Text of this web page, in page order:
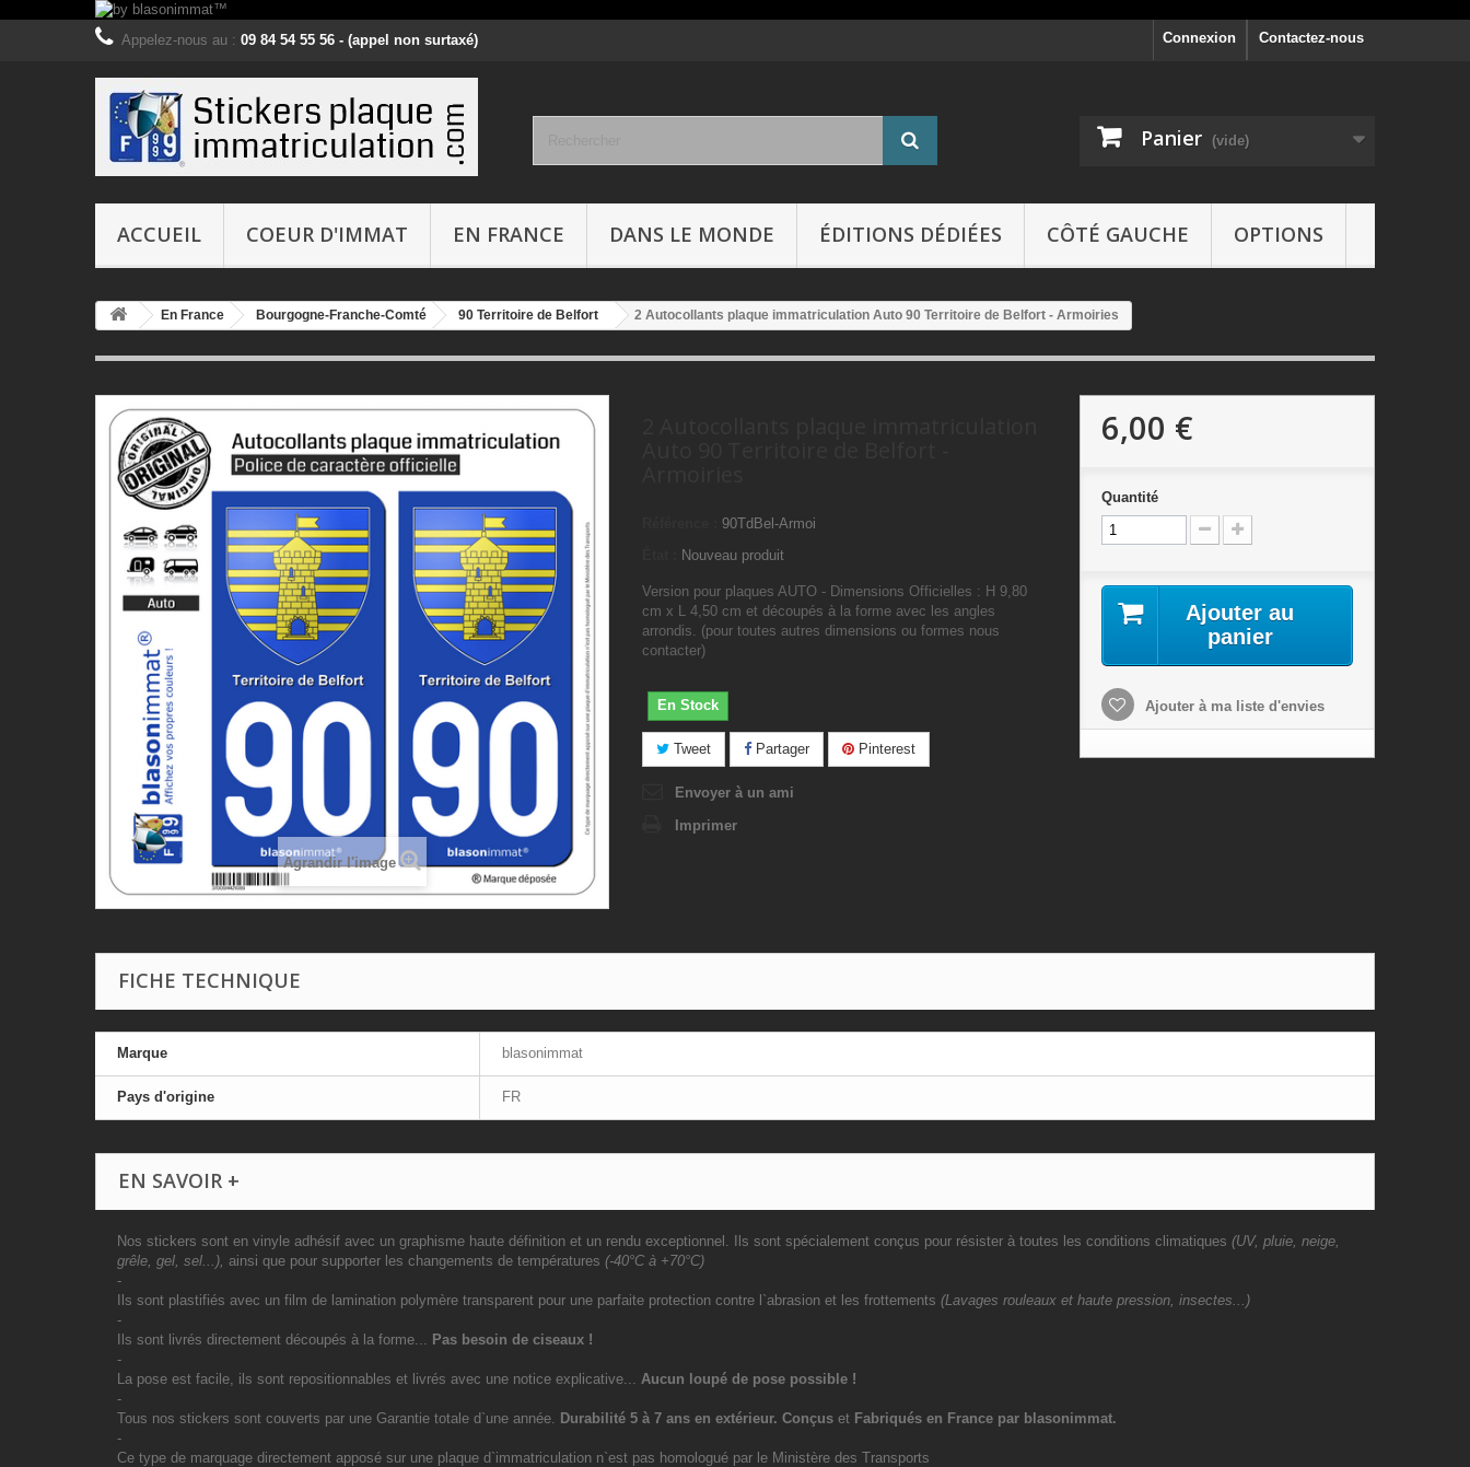
Contactez-nous
Appelez-nous au : 09 84 54 55 56 - (appel non surtaxé) Connexion
Panier (vide)
ACCUEIL COEUR D'IMMAT EN FRANCE DANS LE MONDE ÉDITIONS DÉDIÉES CÔTÉ GAUCHE OPTIONS
En France Bourgogne-Franche-Comté 90 Territoire de Belfort 2 Autocollants plaque immatriculation Auto 90 Territoire de Belfort - Armoiries
Agrandir l'image
90TdBel-Armoi
Nouveau produit
Version pour plaques AUTO - Dimensions Officielles : H 9,80
cm x L 4,50 cm et découpés à la forme avec les angles
arrondis. (pour toutes autres dimensions ou formes nous
contacter)
En Stock
Tweet Partager Pinterest
Envoyer à un ami
Imprimer
6,00 €
Quantité
Ajouter au
panier
Ajouter à ma liste d'envies
FICHE TECHNIQUE
Marque blasonimmat
Pays d'origine FR
EN SAVOIR +
Nos stickers sont en vinyle adhésif avec un graphisme haute définition et un rendu exceptionnel. Ils sont spécialement conçus pour résister à toutes les conditions climatiques (UV, pluie, neige,
grêle, gel, sel...), ainsi que pour supporter les changements de températures (-40°C à +70°C)
-
Ils sont plastifiés avec un film de lamination polymère transparent pour une parfaite protection contre l`abrasion et les frottements (Lavages rouleaux et haute pression, insectes...)
-
Ils sont livrés directement découpés à la forme... Pas besoin de ciseaux !
-
La pose est facile, ils sont repositionnables et livrés avec une notice explicative... Aucun loupé de pose possible !
-
Tous nos stickers sont couverts par une Garantie totale d`une année. Durabilité 5 à 7 ans en extérieur. Conçus et Fabriqués en France par blasonimmat.
-
Ce type de marquage directement apposé sur une plaque d`immatriculation n`est pas homologué par le Ministère des Transports